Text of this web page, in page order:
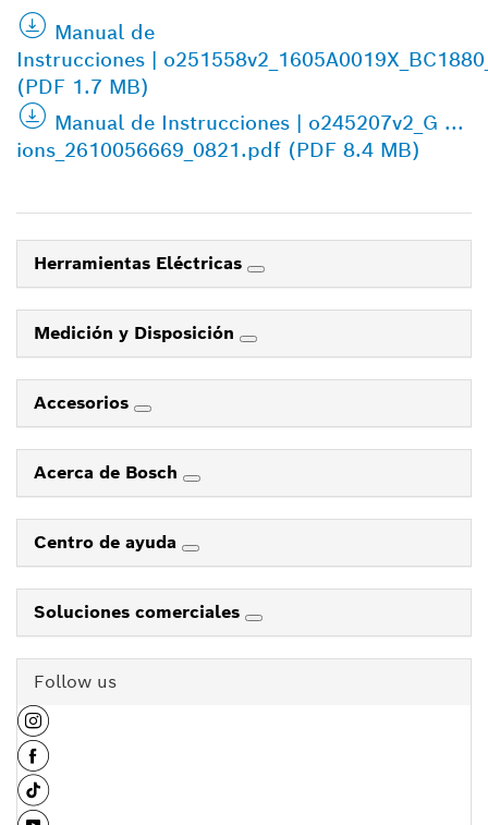
Manual de
Instrucciones |
(PDF 1.7 MB)
Manual de Instrucciones | o245207v2_G ...
ions_2610056669_0821.pdf (PDF 8.4 MB)
Herramientas Eléctricas
Medición y Disposición
Accesorios
Acerca de Bosch
Centro de ayuda
Soluciones comerciales
Follow us